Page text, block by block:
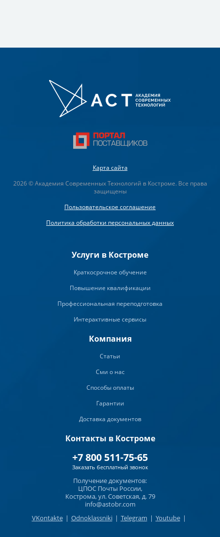
Карта сайта
2026 © Академия Современных Технологий в Костроме. Все права
защищены
Пользовательское соглашение
Политика обработки персональных данных
Услуги в Костроме
Краткосрочное обучение
Повышение квалификации
Профессиональная переподготовка
Интерактивные сервисы
Компания
Статьи
Сми о нас
Способы оплаты
Гарантии
Доставка документов
Контакты в Костроме
+7 800 511-75-65
Заказать бесплатный звонок
Получение документов:
ЦПОС Почты России,
Кострома, ул. Советская, д. 79
info@astobr.com
VKontakte | Odnoklassniki | Telegram | Youtube |